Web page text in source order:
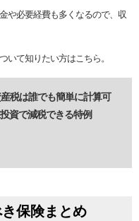
や必要経費も多くなるので、収
いて知りたい方はこちら。
税は誰でも簡単に計算可
資で減税できる特例
保険まとめ